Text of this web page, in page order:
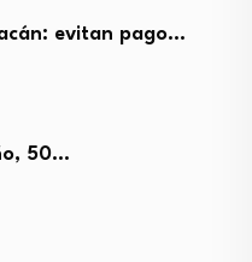
evitan pago…
50…